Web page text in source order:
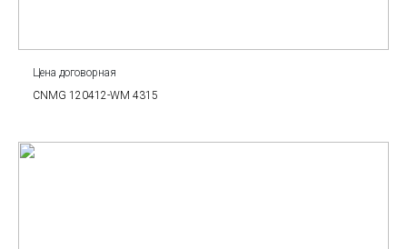
Цена договорная
CNMG 120412-WM 4315